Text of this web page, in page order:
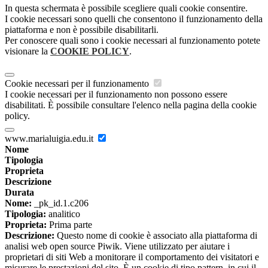
In questa schermata è possibile scegliere quali cookie consentire.
I cookie necessari sono quelli che consentono il funzionamento della
piattaforma e non è possibile disabilitarli.
Per conoscere quali sono i cookie necessari al funzionamento potete
visionare la COOKIE POLICY.
Cookie necessari per il funzionamento
I cookie necessari per il funzionamento non possono essere
disabilitati. È possibile consultare l'elenco nella pagina della cookie
policy.
www.marialuigia.edu.it
Nome
Tipologia
Proprieta
Descrizione
Durata
Nome: _pk_id.1.c206
Tipologia: analitico
Proprieta: Prima parte
Descrizione: Questo nome di cookie è associato alla piattaforma di
analisi web open source Piwik. Viene utilizzato per aiutare i
proprietari di siti Web a monitorare il comportamento dei visitatori e